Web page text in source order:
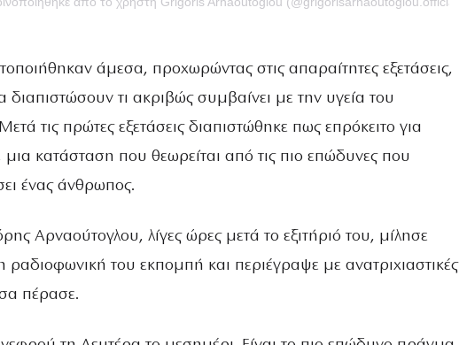
άμεσα, προχωρώντας στις απαραίτητες εξετάσεις,
διαπιστώσουν τι ακριβώς συμβαίνει με την υγεία του
τις πρώτες εξετάσεις διαπιστώθηκε πως επρόκειτο για
μια κατάσταση που θεωρείται από τις πιο επώδυνες που
ένας άνθρωπος.
Αρναούτογλου, λίγες ώρες μετά το εξιτήριό του, μίλησε
ραδιοφωνική του εκπομπή και περιέγραψε με ανατριχιαστικές
πέρασε.